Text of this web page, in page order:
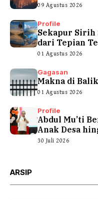
09 Agustus 2026
Profile
Sekapur Sirih
dari Tepian
01 Agustus 2026
Gagasan
Makna di
01 Agustus 2026
Profile
Abdul Mu’ti
Anak Desa
30 Juli 2026
ARSIP